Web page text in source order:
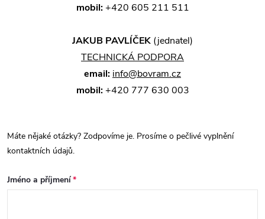
mobil:+420 605 211 511
JAKUB PAVLÍČEK (jednatel)
TECHNICKÁ PODPORA
email: info@bovram.cz
mobil:+420 777 630 003
Máte nějaké otázky? Zodpovíme je. Prosíme o pečlivé vyplnění
kontaktních údajů.
Jméno a příjmení